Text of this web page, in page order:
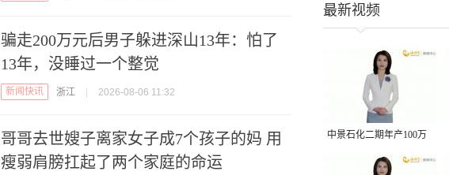
骗走200万元后男子躲进深山13年：怕了
13年，没睡过一个整觉
新闻快讯 浙江 2026-08-06 11:32
哥哥去世嫂子离家女子成7个孩子的妈 用
瘦弱肩膀扛起了两个家庭的命运
千亩早稻迎来成熟收割季
最新视频
中景石化二期年产100万
吨丙烷脱氢项目建成中交